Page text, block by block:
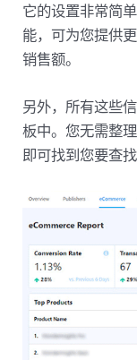
它的设置非常简
能，可为您提供
销售额。
另外，所有这些
板中。您无需整
即可找到您要查找